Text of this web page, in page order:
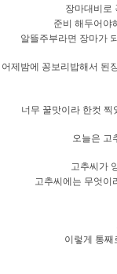
장마대비로
준비 해두어야
알뜰주부라면 장마가
어제밤에 꽁보리밥해서 된
너무 꿀맛이라 한컷 찍
오늘은 고
고추씨가
고추씨에는 무엇이
이렇게 통째